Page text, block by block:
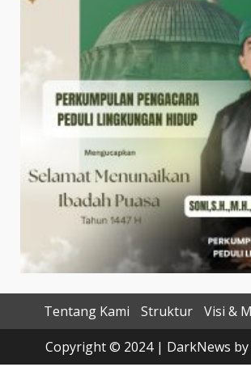
Tentang Kami Struktur Visi &
Copyright © 2024 | DarkNews